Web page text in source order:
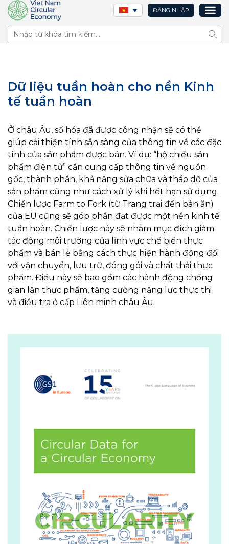
ĐĂNG NHẬP
Tìm
Dữ liệu tuần hoàn cho nền Kinh
tế tuần hoàn
Ở châu Âu, số hóa đã được công nhận sẽ có thể
giúp cải thiện tính sẵn sàng của thông tin về các đặc
tính của sản phẩm được bán. Ví dụ: “hộ chiếu sản
phẩm điện tử” cần cung cấp thông tin về nguồn
gốc, thành phần, khả năng sửa chữa và tháo dỡ của
sản phẩm cũng như cách xử lý khi hết hạn sử dụng.
Chiến lược Farm to Fork (từ Trang trại đến bàn ăn)
của EU cũng sẽ góp phần đạt được một nền kinh tế
tuần hoàn. Chiến lược này sẽ nhằm mục đích giảm
tác động môi trường của lĩnh vực chế biến thực
phẩm và bán lẻ bằng cách thực hiện hành động đối
với vận chuyển, lưu trữ, đóng gói và chất thải thực
phẩm. Điều này sẽ bao gồm các hành động chống
gian lận thực phẩm, tăng cường năng lực thực thi
và điều tra ở cấp Liên minh châu Âu.